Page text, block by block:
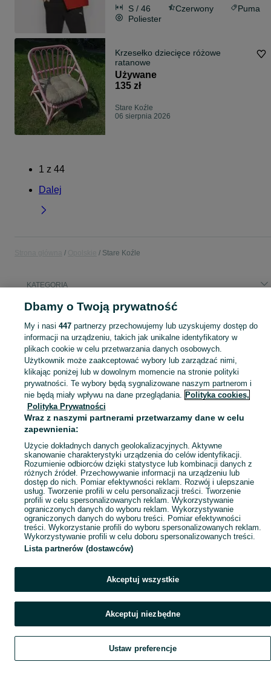
S / 46 Czerwony
Puma
Poliester
Krzesełko dziecięce różowe
ratanowe
Używane
135 zł
Stare Koźle
06 sierpnia 2026
1 z 44
Dalej
Stare Koźle
KATEGORIA
Popularne wyszukiwania
hyundai tucson dom na sprzedaż
Skorzystaj z największego serwisu ogłoszeniowego - Stare Koźle i okolice! Kupuj to, czego pragniesz i sprzedawaj to, czego już nie potrzebujesz! Zobacz
Mapa kategorii
Mapa miejscowości
Mapa ministron
Szukaj Obserwujesz Dodaj Czat Konto
Dbamy o Twoją prywatność
My i nasi 447partnerzy przechowujemy lub uzyskujemy dostęp do
informacji na urządzeniu, takich jak unikalne identyfikatory w
plikach cookie w celu przetwarzania danych osobowych.
Użytkownik może zaakceptować wybory lub zarządzać nimi,
klikając poniżej lub w dowolnym momencie na stronie polityki
prywatności. Te wybory będą sygnalizowane naszym partnerom i
nie będą miały wpływu na dane przeglądania. Polityka cookies,
Polityka Prywatności
Wraz z naszymi partnerami przetwarzamy dane w celu
zapewnienia:
Użycie dokładnych danych geolokalizacyjnych. Aktywne
skanowanie charakterystyki urządzenia do celów identyfikacji.
Rozumienie odbiorców dzięki statystyce lub kombinacji danych z
różnych źródeł. Przechowywanie informacji na urządzeniu lub
dostęp do nich. Pomiar efektywności reklam. Rozwój i ulepszanie
usług. Tworzenie profili w celu personalizacji treści. Tworzenie
profili w celu spersonalizowanych reklam. Wykorzystywanie
ograniczonych danych do wyboru reklam. Wykorzystywanie
ograniczonych danych do wyboru treści. Pomiar efektywności
treści. Wykorzystanie profili do wyboru spersonalizowanych reklam.
Wykorzystywanie profili w celu doboru spersonalizowanych treści.
Lista partnerów (dostawców)
Akceptuj wszystkie
Akceptuj niezbędne
Ustaw preferencje